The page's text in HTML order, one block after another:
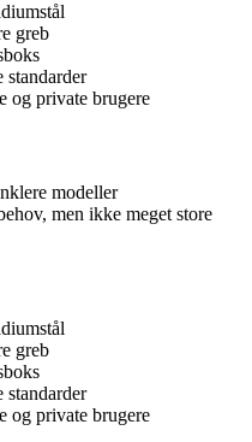
greb
standarder
og private brugere
modeller
men ikke meget store
greb
standarder
og private brugere